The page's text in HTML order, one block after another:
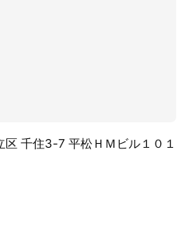
千住3-7 平松ＨＭビル１０１